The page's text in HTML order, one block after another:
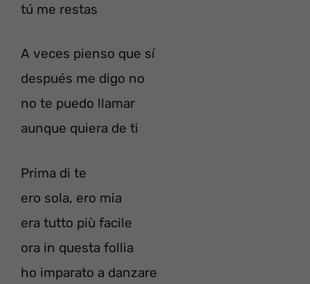
tú me restas
A veces pienso que sí
después me digo no
no te puedo llamar
aunque quiera de ti
Prima di te
ero sola, ero mia
era tutto più facile
ora in questa follia
ho imparato a danzare